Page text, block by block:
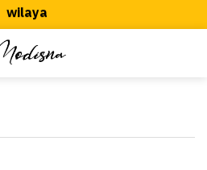
wilaya
disponible
payez à la livraison